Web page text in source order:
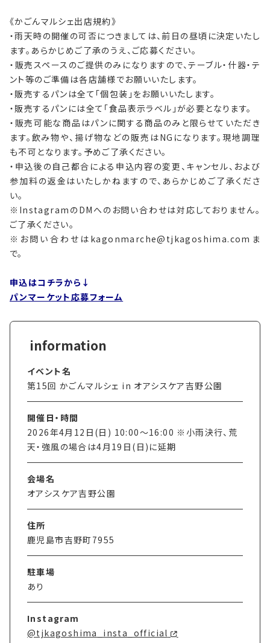
《かごんマルシェ出店規約》
・雨天時の開催の可否につきましては、前日の昼頃に決定いたし
ます。あらかじめご了承のうえ、ご応募ください。
・販売スペースのご提供のみになりますので、テーブル・什器・テ
ント等のご準備は各店舗様でお願いいたします。
・販売するパンは全て「個包装」をお願いいたします。
・販売するパンには全て「食品表示ラベル」が必要となります。
・販売可能な商品はパンに関する商品のみと限らせていただき
ます。飲み物や、揚げ物などの販売はNGになります。現地調理
も不可となります。予めご了承ください。
・申込後の自己都合による申込内容の変更、キャンセル、および
参加料の返金はいたしかねますので、あらかじめご了承くださ
い。
※InstagramのDMへのお問い合わせは対応しておりません。
ご了承ください。
※お問い合わせはkagonmarche@tjkagoshima.comま
で。
申込はコチラから↓
パンマーケット応募フォーム
イベント名
第15回 かごんマルシェ in オアシスケア吉野公園
開催日・時間
2026年4月12日(日) 10:00〜16:00 ※小雨決行、荒
天・強風の場合は4月19日(日)に延期
会場名
オアシスケア吉野公園
住所
鹿児島市吉野町7955
駐車場
あり
Instagram
@tjkagoshima_insta_official